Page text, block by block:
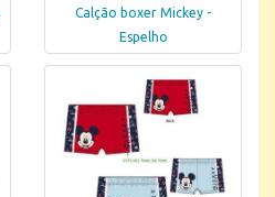
Calção boxer Mickey -
Espelho